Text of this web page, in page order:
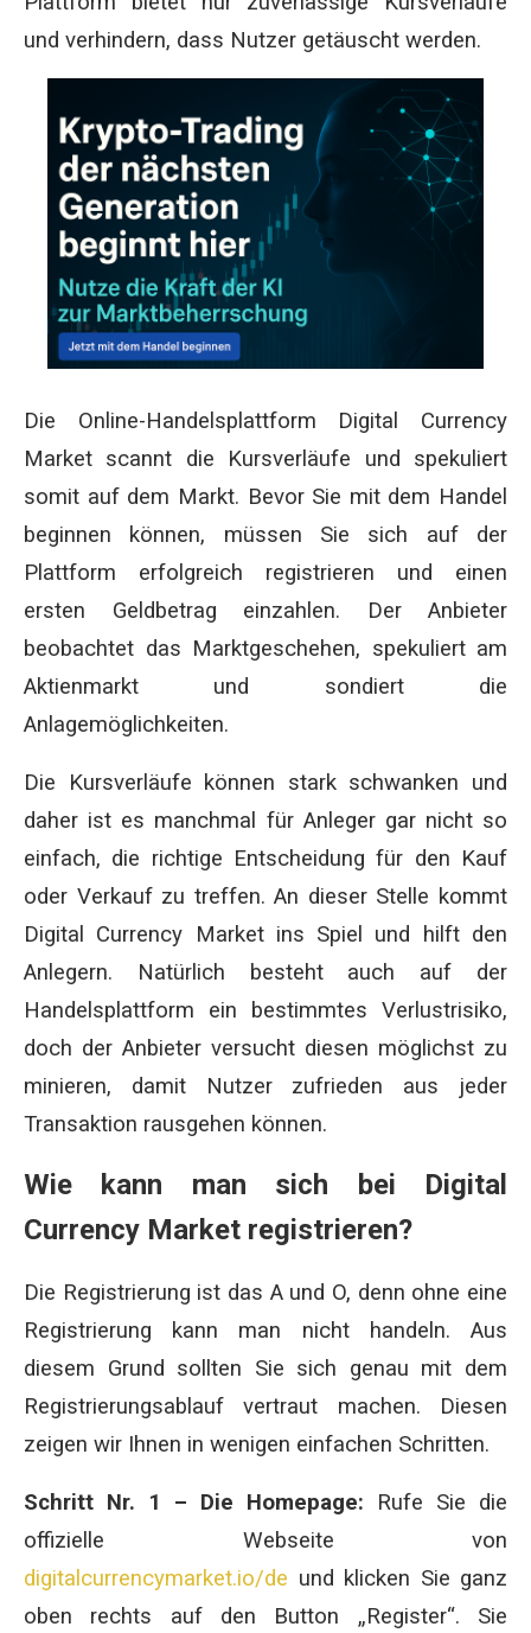
und verhindern, dass Nutzer getäuscht werden.
Die Online-Handelsplattform Digital Currency
Market scannt die Kursverläufe und spekuliert
somit auf dem Markt. Bevor Sie mit dem Handel
beginnen können, müssen Sie sich auf der
Plattform erfolgreich registrieren und einen
ersten Geldbetrag einzahlen. Der Anbieter
beobachtet das Marktgeschehen, spekuliert am
Aktienmarkt und sondiert die
Anlagemöglichkeiten.
Die Kursverläufe können stark schwanken und
daher ist es manchmal für Anleger gar nicht so
einfach, die richtige Entscheidung für den Kauf
oder Verkauf zu treffen. An dieser Stelle kommt
Digital Currency Market ins Spiel und hilft den
Anlegern. Natürlich besteht auch auf der
Handelsplattform ein bestimmtes Verlustrisiko,
doch der Anbieter versucht diesen möglichst zu
minieren, damit Nutzer zufrieden aus jeder
Transaktion rausgehen können.
Wie kann man sich bei Digital
Currency Market registrieren?
Die Registrierung ist das A und O, denn ohne eine
Registrierung kann man nicht handeln. Aus
diesem Grund sollten Sie sich genau mit dem
Registrierungsablauf vertraut machen. Diesen
zeigen wir Ihnen in wenigen einfachen Schritten.
Schritt Nr. 1 – Die Homepage: Rufe Sie die
offizielle Webseite von
digitalcurrencymarket.io/de und klicken Sie ganz
oben rechts auf den Button „Register“. Sie